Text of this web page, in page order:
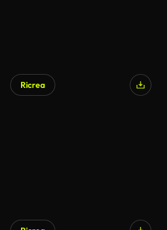
Ricrea